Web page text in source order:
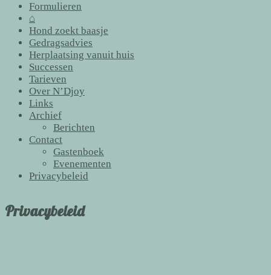
Formulieren
⌂
Hond zoekt baasje
Gedragsadvies
Herplaatsing vanuit huis
Successen
Tarieven
Over N’Djoy
Links
Archief
Berichten
Contact
Gastenboek
Evenementen
Privacybeleid
Privacybeleid